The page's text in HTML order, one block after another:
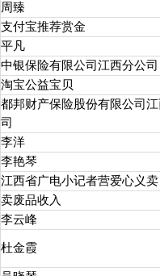
周臻
支付宝推荐赏金
平凡
中银保险有限公司江西分公司
淘宝公益宝贝
都邦财产保险股份有限公司
司
李洋
李艳琴
江西省广电小记者营爱心义卖
卖废品收入
李云峰
杜金霞